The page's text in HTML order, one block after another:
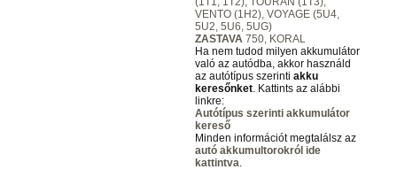
VENTO (1H2), VOYAGE (5U4,
5U2, 5U6, 5UG)
ZASTAVA 750, KORAL
Ha nem tudod milyen akkumulátor
való az autódba, akkor használd
az autótípus szerinti akku
keresőnket. Kattints az alábbi
linkre:
Autótípus szerinti akkumulátor
kereső
Minden információt megtalálsz az
autó akkumultorokról ide
kattintva.